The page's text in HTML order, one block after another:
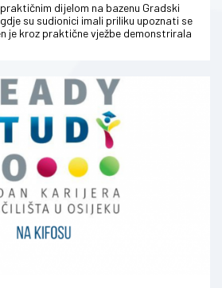
dijelom na bazenu Gradski
su sudionici imali priliku upoznati se
je kroz praktične vježbe demonstrirala